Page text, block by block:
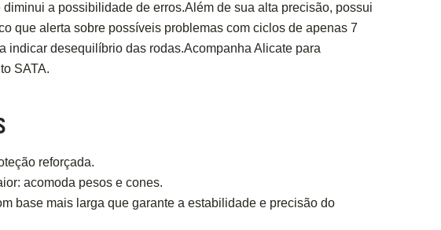
diminui a possibilidade de erros.Além de sua alta precisão, possui
que alerta sobre possíveis problemas com ciclos de apenas 7
indicar desequilíbrio das rodas.Acompanha Alicate para
SATA.
reforçada.
acomoda pesos e cones.
base mais larga que garante a estabilidade e precisão do